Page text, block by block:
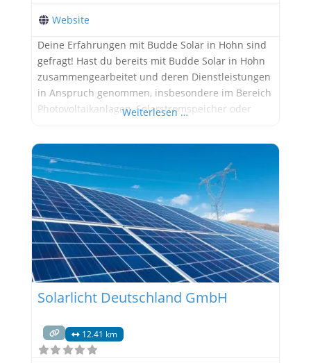
Website
Deine Erfahrungen mit Budde Solar in Hohn sind
gefragt! Hast du bereits mit Budde Solar in Hohn
zusammengearbeitet und deren Dienstleistungen
in Anspruch genommen, insbesondere im Bereich
Photovoltaikanlagen, Solarstromspeicher oder
hören! Deine Rückmeldungen sind für andere, die
sich für Solarprojekte interessieren, äußerst
wertvoll. Bitte teile uns mit: Wie bewertest
Weiterlesen …
Solarlicht Deutschland GmbH
12.41 km